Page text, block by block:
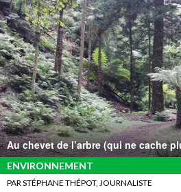
Au chevet de l’arbre (qui ne cache
ENVIRONNEMENT
PAR STÉPHANE THÉPOT, JOURNALISTE